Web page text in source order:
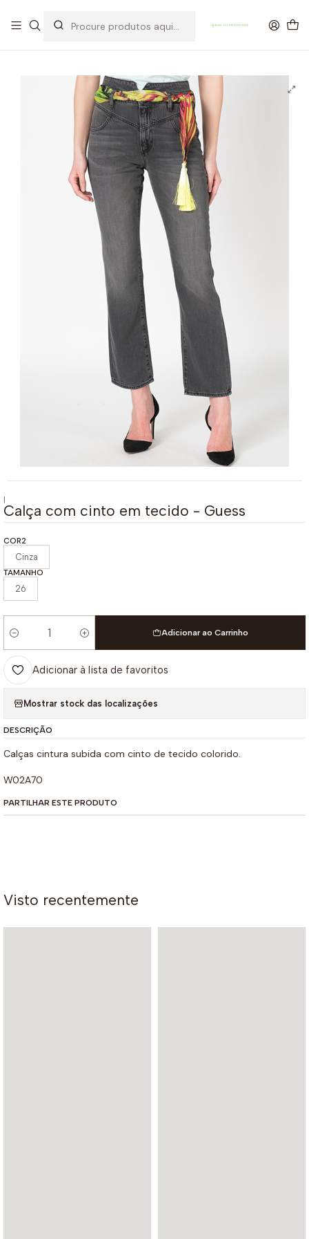
OFERTA DE PORTES DE ENVIO em compras para Portugal superiores a
80€ de artigos sem promoção
|
Calça com cinto em tecido - Guess
COR2
Cinza
TAMANHO
26
Quantidade
Adicionar ao Carrinho
Adicionar à lista de favoritos
Mostrar stock das localizações
DESCRIÇÃO
Calças cintura subida com cinto de tecido colorido.
W02A70
PARTILHAR ESTE PRODUTO
Visto recentemente